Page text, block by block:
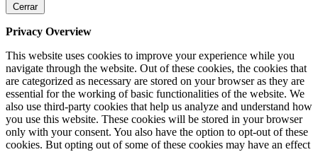
Cerrar
Privacy Overview
This website uses cookies to improve your experience while you
navigate through the website. Out of these cookies, the cookies that
are categorized as necessary are stored on your browser as they are
essential for the working of basic functionalities of the website. We
also use third-party cookies that help us analyze and understand how
you use this website. These cookies will be stored in your browser
only with your consent. You also have the option to opt-out of these
cookies. But opting out of some of these cookies may have an effect